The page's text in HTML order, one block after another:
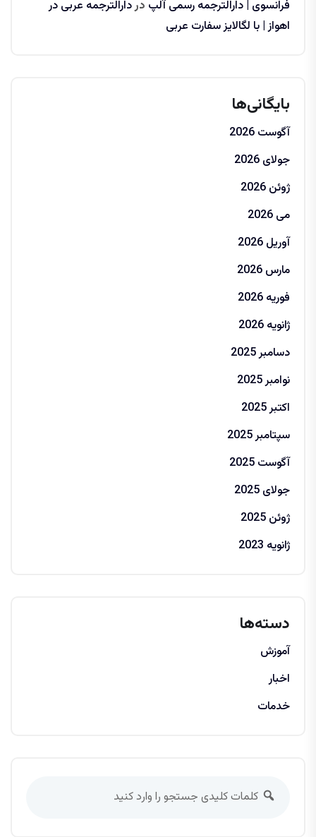
فرانسوی | دارالترجمه رسمی آلپ دردارالترجمه عربی در
اهواز | با لگالایز سفارت عربی
بایگانی‌ها
آگوست 2026
جولای 2026
ژوئن 2026
می 2026
آوریل 2026
مارس 2026
فوریه 2026
ژانویه 2026
دسامبر 2025
نوامبر 2025
اکتبر 2025
سپتامبر 2025
آگوست 2025
جولای 2025
ژوئن 2025
ژانویه 2023
دسته‌ها
آموزش
اخبار
خدمات